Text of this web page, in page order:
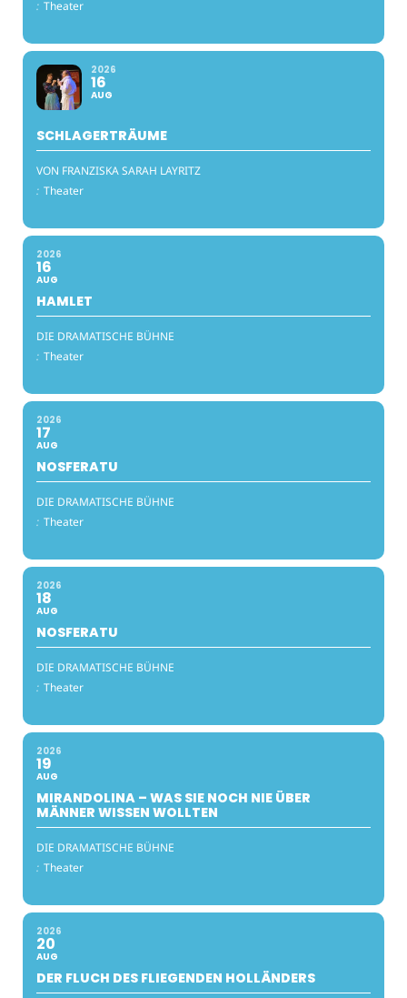
: Theater
2026
16
AUG
SCHLAGERTRÄUME
VON FRANZISKA SARAH LAYRITZ
: Theater
2026
16
AUG
HAMLET
DIE DRAMATISCHE BÜHNE
: Theater
2026
17
AUG
NOSFERATU
DIE DRAMATISCHE BÜHNE
: Theater
2026
18
AUG
NOSFERATU
DIE DRAMATISCHE BÜHNE
: Theater
2026
19
AUG
MIRANDOLINA – WAS SIE NOCH NIE ÜBER
MÄNNER WISSEN WOLLTEN
DIE DRAMATISCHE BÜHNE
: Theater
2026
20
AUG
DER FLUCH DES FLIEGENDEN HOLLÄNDERS